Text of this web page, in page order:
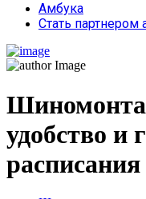
Амбука
Стать партнером
удобство и
расписания